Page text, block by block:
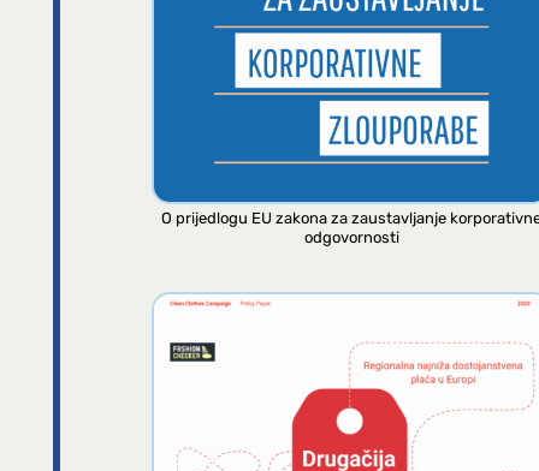
O prijedlogu EU zakona za zaustavljanje
odgovornosti